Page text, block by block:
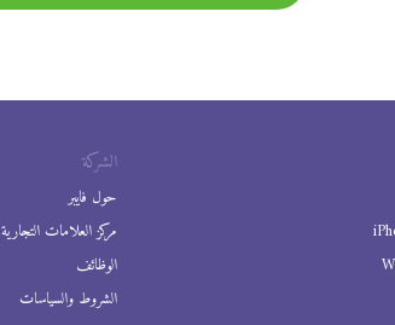
الشركة
حول فايبر
مركز العلامات التجارية
الوظائف
الشروط والسياسات